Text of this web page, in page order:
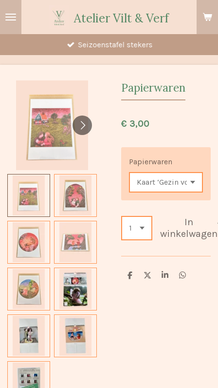
hoofdinhoud
Atelier Vilt & Verf
Seizoenstafel stekers
Papierwaren
€ 3,00
Papierwaren
In
winkelwagen
D
D
S
D